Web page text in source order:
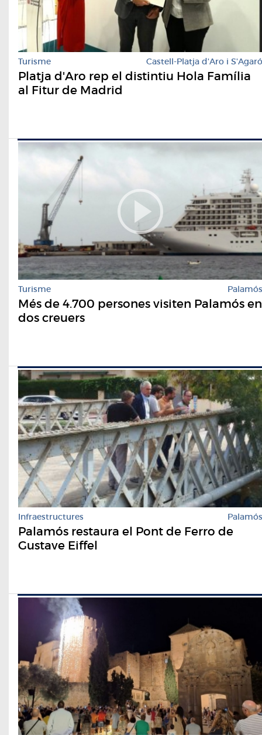
Turisme Castell-Platja d'Aro i S'Agaró
Platja d'Aro rep el distintiu Hola Família
al Fitur de Madrid
Turisme Palamós
Més de 4.700 persones visiten Palamós en
dos creuers
Infraestructures Palamós
Palamós restaura el Pont de Ferro de
Gustave Eiffel